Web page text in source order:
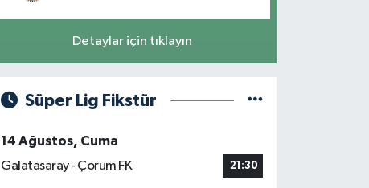
Detaylar için tıklayın
Süper Lig Fikstür
14 Ağustos, Cuma
Galatasaray - Çorum FK
21:30